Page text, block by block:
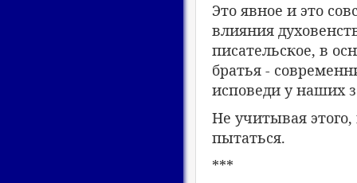
Это явное и это
влияния
писательское, в
братья -
исповеди у наших
Не учитывая
пытаться.
***